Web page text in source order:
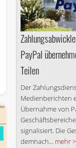
PayPal
Teilen
Der
Medienberichten
Übernahme von
signalisiert. Die
demnach... mehr